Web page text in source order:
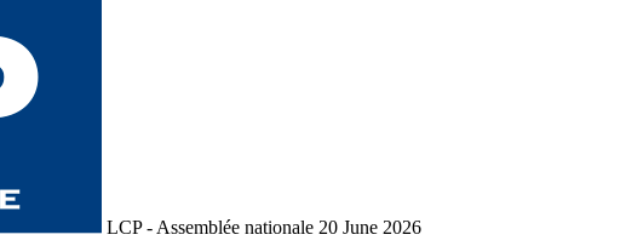
LCP - Assemblée nationale 20 June 2026